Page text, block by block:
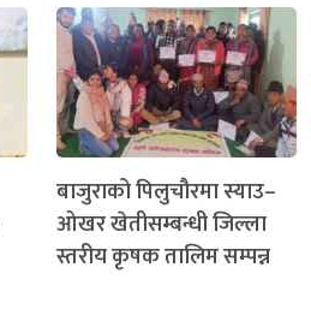
बाजुराको पिलुचौरमा स्याउ–
ओखर खेतीसम्बन्धी जिल्ला
स्तरीय कृषक तालिम सम्पन्न